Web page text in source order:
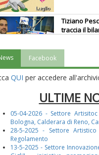
Tiziano
traccia il
La
prosegue
Tiziano
Facebook
QUI per accedere
ULTIME
05-04-2026 - Settore
Bologna, Calderara di Reno,
28-5-2025 - Settore
Regolamento
13-5-2025 - Settore